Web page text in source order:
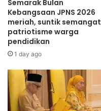
m
a
n
f
a
t
k
e
p
t
i
f
'
N
g
e
r
Semarak Bulan
Kebangsaan JPNS 2026
meriah, suntik semangat
patriotisme warga
pendidikan
1 day ago